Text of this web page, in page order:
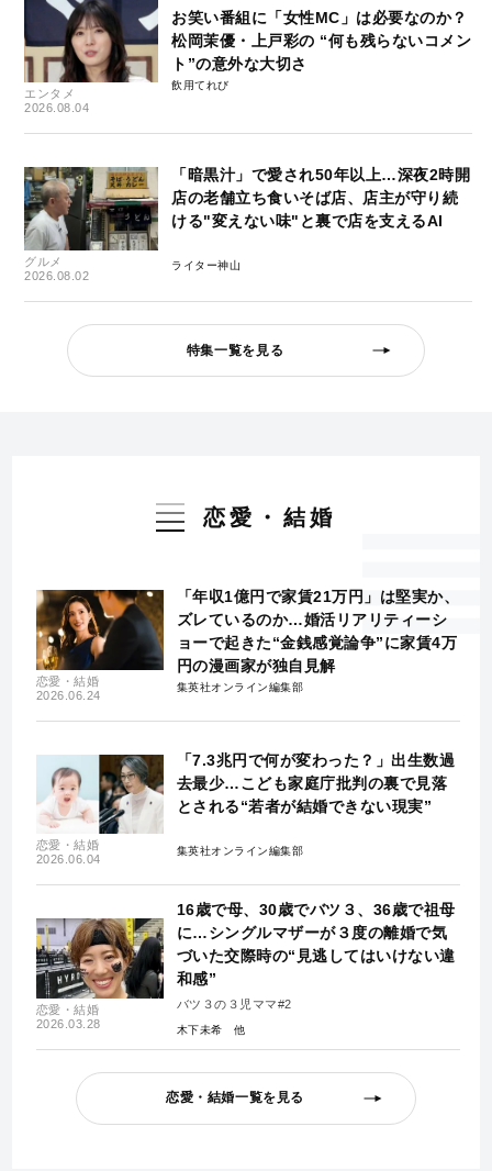
エンタメ
2026.08.04
お笑い番組に「女性MC」は必要なのか？
松岡茉優・上戸彩の “何も残らないコメン
ト”の意外な大切さ
飲用てれび
グルメ
2026.08.02
「暗黒汁」で愛され50年以上…深夜2時開
店の老舗立ち食いそば店、店主が守り続
ける"変えない味"と裏で店を支えるAI
ライター神山
特集一覧を見る
恋愛・結婚
恋愛・結婚
2026.06.24
「年収1億円で家賃21万円」は堅実か、
ズレているのか…婚活リアリティーシ
ョーで起きた“金銭感覚論争”に家賃4万
円の漫画家が独自見解
集英社オンライン編集部
恋愛・結婚
2026.06.04
「7.3兆円で何が変わった？」出生数過
去最少…こども家庭庁批判の裏で見落
とされる“若者が結婚できない現実”
集英社オンライン編集部
恋愛・結婚
2026.03.28
16歳で母、30歳でバツ３、36歳で祖母
に…シングルマザーが３度の離婚で気
づいた交際時の“見逃してはいけない違
和感”
バツ３の３児ママ#2
木下未希
恋愛・結婚一覧を見る